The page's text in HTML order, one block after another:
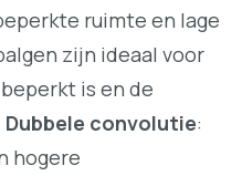
ruimte en lage
zijn ideaal voor
is en de
Dubbele convolutie:
hogere